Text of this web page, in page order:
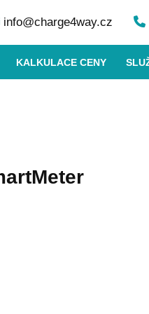
info@charge4way.cz
KALKULACE CENY